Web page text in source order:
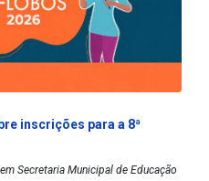
inscrições para a 8ª
Secretaria Municipal de Educação